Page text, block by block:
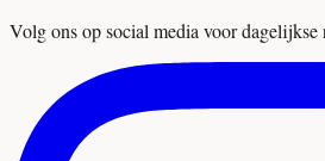
Volg ons op social media voor dagelijkse